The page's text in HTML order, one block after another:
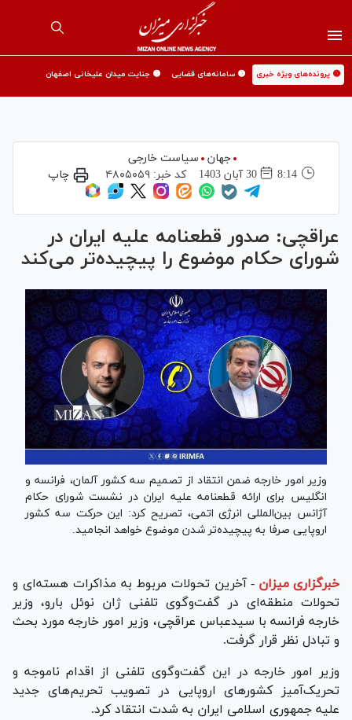
🟡 پرونده‌های ویژه خبری 🟡 سامانه‌های قضایی 🟡 جنایت میدان علیخانی اصفهان
جهان
سیاست خارجی
8:14
30 آبان 1403 کد خبر:۴۸۰۵۰۵۹ چاپ
عراقچی: صدور قطعنامه علیه ایران در
شورای حکام موضوع را پیچیده‌تر می‌کند
وزیر امور خارجه ضمن انتقاد از تصمیم سه کشور آلمان، فرانسه و
انگلیس برای ارائه قطعنامه علیه ایران در نشست شورای حکام
آژانس بین‌المللی انرژی اتمی، تصریح کرد: این حرکت سه کشور
اروپایی صرفا به پیچیده‌تر شدن موضوع خواهد انجامید.
خبرگزاری میزان - آخرین تحولات مربوط به مذاکرات هسته‌ای و
تحولات منطقه‌ای در گفت‌وگوی تلفنی ژان نوئل بارو، وزیر
خارجه فرانسه با سیدعباس عراقچی، وزیر امور خارجه مورد بحث
و تبادل نظر قرار گرفت.
وزیر امور خارجه در این گفت‌وگوی تلفنی از اقدام ناموجه و
تحریک‌آمیز کشور‌های اروپایی در تصویب تحریم‌های جدید
علیه جمهوری اسلامی ایران به شدت انتقاد کرد.